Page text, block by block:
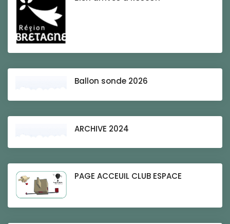
Ballon sonde 2026
ARCHIVE 2024
PAGE ACCEUIL CLUB ESPACE